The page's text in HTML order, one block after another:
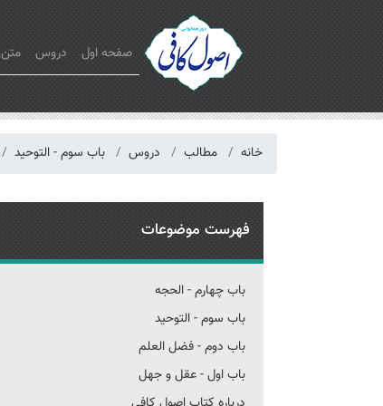
صفحه اول دروس
خانه مطالب دروس باب سوم - التوحید
فهرست موضوعات
باب چهارم - الحجه
باب سوم - التوحید
باب دوم - فضل العلم
باب اول - عقل و جهل